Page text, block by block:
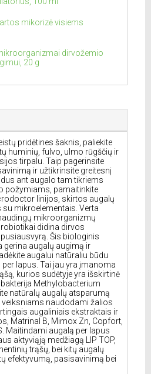
mikorizė visiems
dirvožemio
20 g
pridėtines šaknis, paliekite
huminių, fulvo, ulmo rūgščių ir
tirpalu. Taip pagerinsite
ir užtikrinsite greitesnį
ant augalo tam tikriems
požymiams, pamaitinkite
linijos, skirtos augalų
mikroelementais. Verta
mikroorganizmų
didina dirvos
Šis biologinis
gerina augalų augimą ir
augalui natūraliu būdu
lapus. Tai jau yra įmanoma
kurios sudėtyje yra išskirtinė
Methylobacterium
natūralų augalų atsparumą
naudodami žalios
augaliniais ekstraktais ir
Matrinal B, Mimox Zn, Copfort,
Maitindami augalą per lapus
aktyviąją medžiagą LIP TOP,
trąšų, bei kitų augalų
efektyvumą, pasisavinimą bei